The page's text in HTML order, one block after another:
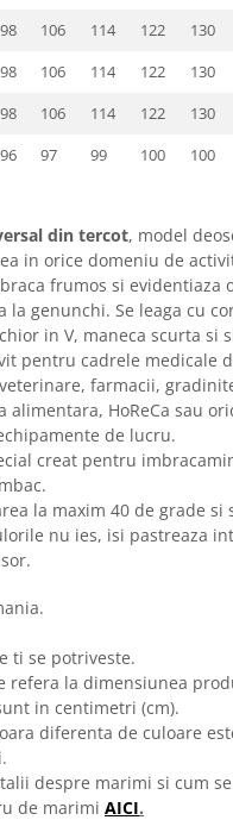
98 106 114 122 130
98 106 114 122 130
98 106 114 122 130
96 97 99 100 100
din tercot, model
in orice domeniu de
frumos si evidentiaza
la genunchi. Se leaga cu
in V, maneca scurta si
pentru cadrele medicale
farmacii,
alimentara, HoReCa sau
de lucru.
creat pentru
la maxim 40 de grade
nu ies, isi pastreaza
ti se potriveste.
refera la dimensiunea
in centimetri (cm).
diferenta de culoare
despre marimi si cum
de marimi AICI.